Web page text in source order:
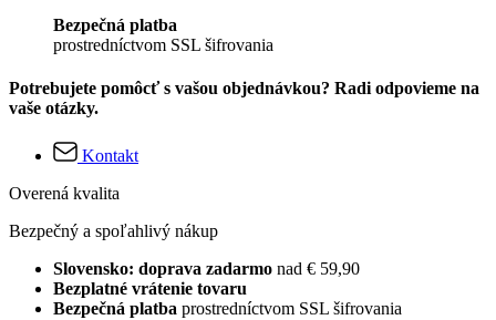
Bezpečná platba
prostredníctvom SSL šifrovania
Potrebujete pomôcť s vašou objednávkou? Radi odpovieme na
vaše otázky.
Kontakt
Overená kvalita
Bezpečný a spoľahlivý nákup
Slovensko: doprava zadarmo nad € 59,90
Bezplatné vrátenie tovaru
Bezpečná platba prostredníctvom SSL šifrovania